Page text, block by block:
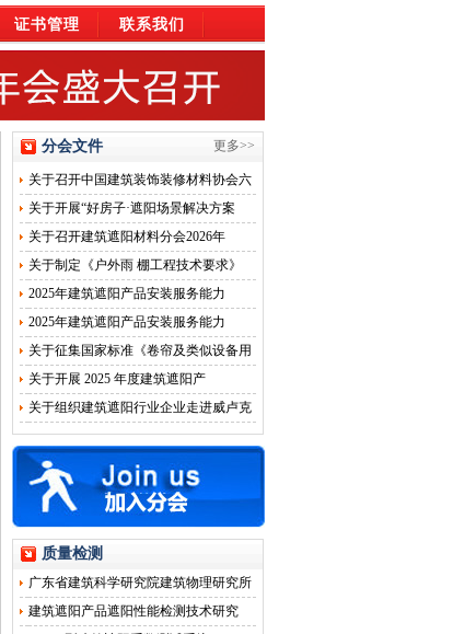
证书管理 联系我们
分会文件 更多>>
关于召开中国建筑装饰装修材料协会六
关于开展“好房子·遮阳场景解决方案
关于召开建筑遮阳材料分会2026年
关于制定《户外雨 棚工程技术要求》
2025年建筑遮阳产品安装服务能力
2025年建筑遮阳产品安装服务能力
关于征集国家标准《卷帘及类似设备用
关于开展 2025 年度建筑遮阳产
关于组织建筑遮阳行业企业走进威卢克
质量检测
广东省建筑科学研究院建筑物理研究所
建筑遮阳产品遮阳性能检测技术研究